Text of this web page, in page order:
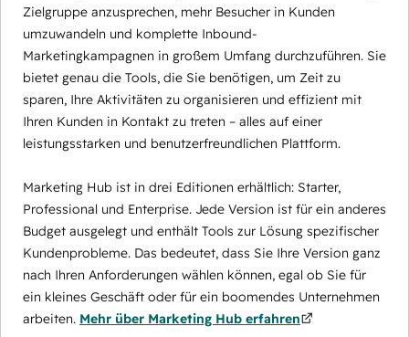
Zielgruppe anzusprechen, mehr Besucher in Kunden
umzuwandeln und komplette Inbound-
Marketingkampagnen in großem Umfang durchzuführen. Sie
bietet genau die Tools, die Sie benötigen, um Zeit zu
sparen, Ihre Aktivitäten zu organisieren und effizient mit
Ihren Kunden in Kontakt zu treten – alles auf einer
leistungsstarken und benutzerfreundlichen Plattform.
Marketing Hub ist in drei Editionen erhältlich: Starter,
Professional und Enterprise. Jede Version ist für ein anderes
Budget ausgelegt und enthält Tools zur Lösung spezifischer
Kundenprobleme. Das bedeutet, dass Sie Ihre Version ganz
nach Ihren Anforderungen wählen können, egal ob Sie für
ein kleines Geschäft oder für ein boomendes Unternehmen
arbeiten. Mehr über Marketing Hub erfahren